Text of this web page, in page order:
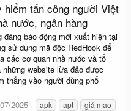
hiểm tấn công người Việt
nước, ngân hàng
báo động mới xuất hiện tại
sử dụng mã độc RedHook để
các cơ quan nhà nước và tổ
website lừa đảo được
thẳng vào người dùng phổ
2025 apk apt giả mạo